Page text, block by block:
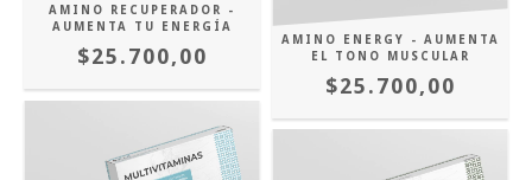
AMINO RECUPERADOR -
AUMENTA TU ENERGÍA
$25.700,00
AMINO ENERGY - AUMENTA
EL TONO MUSCULAR
$25.700,00